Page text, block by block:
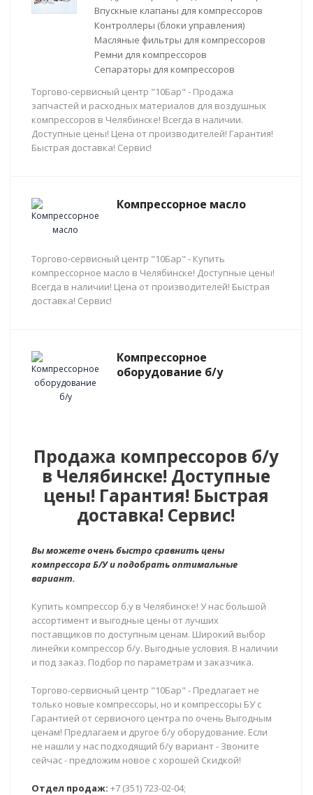
Впускные клапаны для компрессоров
Контроллеры (блоки управления)
Масляные фильтры для компрессоров
Ремни для компрессоров
Сепараторы для компрессоров
Торгово-сервисный центр "10Бар" - Продажа
запчастей и расходных материалов для воздушных
компрессоров в Челябинске! Всегда в наличии.
Доступные цены! Цена от производителей! Гарантия!
Быстрая доставка! Сервис!
Компрессорное масло
Торгово-сервисный центр "10Бар" - Купить
компрессорное масло в Челябинске! Доступные цены!
Всегда в наличии! Цена от производителей! Быстрая
доставка! Сервис!
Компрессорное
оборудование б/у
Продажа компрессоров б/у
в Челябинске! Доступные
цены! Гарантия! Быстрая
доставка! Сервис!
Вы можете очень быстро сравнить цены
компрессора Б/У и подобрать оптимальные
вариант.
Купить компрессор б.у в Челябинске! У нас большой
ассортимент и выгодные цены от лучших
поставщиков по доступным ценам. Широкий выбор
линейки компрессор б/у. Выгодные условия. В наличии
и под заказ. Подбор по параметрам и заказчика.
Торгово-сервисный центр "10Бар" - Предлагает не
только новые компрессоры, но и компрессоры БУ с
Гарантией от сервисного центра по очень Выгодным
ценам! Предлагаем и другое б/у оборудование. Если
не нашли у нас подходящий б/у вариант - Звоните
сейчас - предложим новое с хорошей Скидкой!
Отдел продаж: +7 (351) 723-02-04;